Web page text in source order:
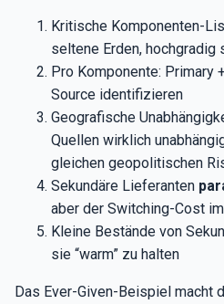
Kritische Komponenten-
seltene Erden,
Pro Komponente: Primary
Source identifizieren
Geografische
Quellen wirklich
gleichen geopolitischen
Sekundäre Lieferanten
aber der Switching-Cost
Kleine Bestände von
sie “warm” zu halten
Das Ever-Given-Beispiel macht